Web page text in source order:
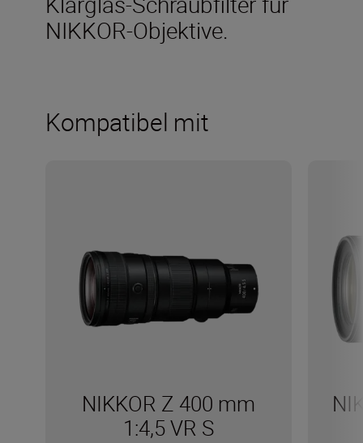
NIKKOR-Objektive.
Kompatibel mit
NIKKOR Z 400 mm
1:4,5 VR S